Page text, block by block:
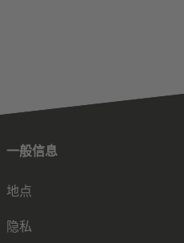
一般信息
地点
隐私